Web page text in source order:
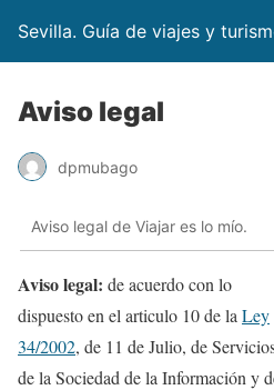
Sevilla. Guía de viajes y
Aviso legal
dpmubago
Aviso legal de Viajar es lo mío.
Aviso legal: de acuerdo con lo
dispuesto en el articulo 10 de la Ley
34/2002, de 11 de Julio, de
de la Sociedad de la Información y